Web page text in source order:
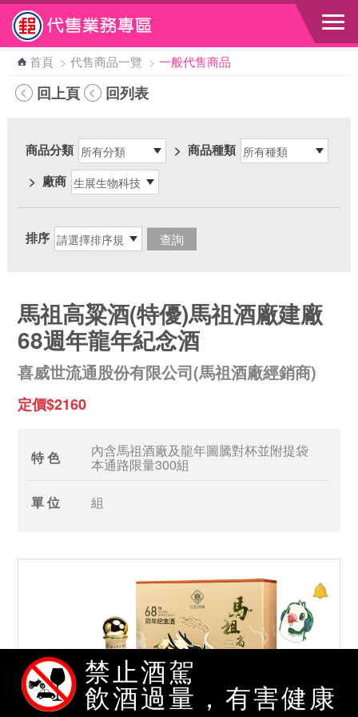
跳到主要內容區塊
首頁 > 代售商品一覽 > 一般代售商品
回上頁 回列表
商品分類 > 商品種類
> 廠商
排序
馬祖高粱酒(特優)馬祖酒廠建廠
68週年龍年紀念酒
喜威世流通股份有限公司(馬祖酒廠經銷商)
定價$2160
特 色 內含馬祖酒廠及龍年圖騰對杯並附提袋
本通路限量300組
單 位 組
禁止酒駕
飲酒過量，有害健康